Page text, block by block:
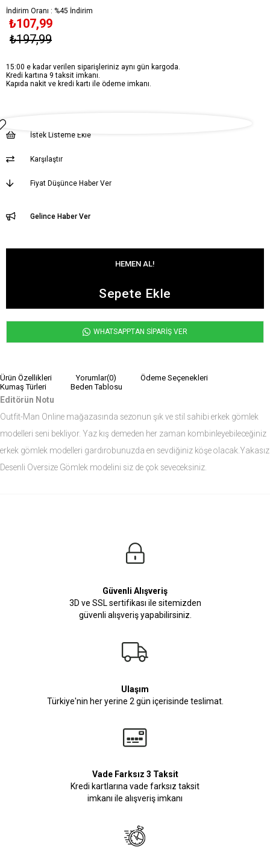
İndirim Oranı : %45 İndirim
₺197,99
₺107,99
15:00 e kadar verilen siparişleriniz aynı gün kargoda.
Kredi kartına 9 taksit imkanı.
Kapıda nakit ve kredi kartı ile ödeme imkanı.
İstek Listeme Ekle
Karşılaştır
Fiyat Düşünce Haber Ver
Gelince Haber Ver
WHATSAPPTAN SİPARİŞ VER
Ürün Özellikleri Yorumlar(0)
Ödeme Seçenekleri
Kumaş Türleri
Beden Tablosu
Editörün Notu
Outfit-Man Online mağazasında sezonun şık ve stil sahibi erkek gömlek
modelleri seni bekliyor. Yaz kış demeden her zaman kombinleyebileceğiniz
erkek gömlek modelleri gardırobunuzda en sevdiğiniz köşe olacak.Yakasız
Desenli Oversize Gömlek modelini siz de çok seveceksiniz.
Manken Bedenleri Üst Grup M, Alt Grup 33 Beden ( Medium )
Güvenli Alışveriş
3D ve SSL sertifikası ile sitemizden
güvenli alışveriş yapabilirsiniz.
Ulaşım
Türkiye'nin her yerine 2 gün içerisinde teslimat.
Vade Farksız 3 Taksit
Kredi kartlarına vade farksız taksit
imkanı ile alışveriş imkanı